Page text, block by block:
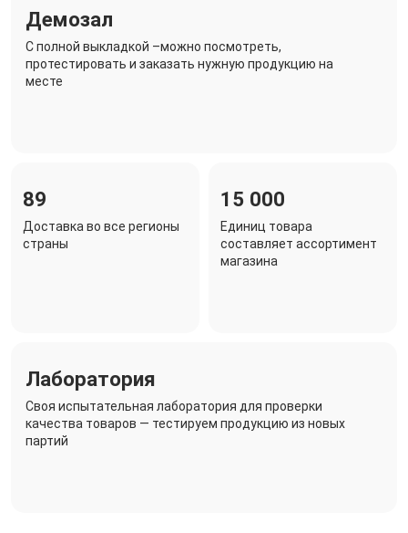
Демозал
C полной выкладкой –можно посмотреть,
протестировать и заказать нужную продукцию на
месте
89
Доставка во все регионы
страны
15 000
Единиц товара
составляет ассортимент
магазина
Лаборатория
Своя испытательная лаборатория для проверки
качества товаров — тестируем продукцию из новых
партий